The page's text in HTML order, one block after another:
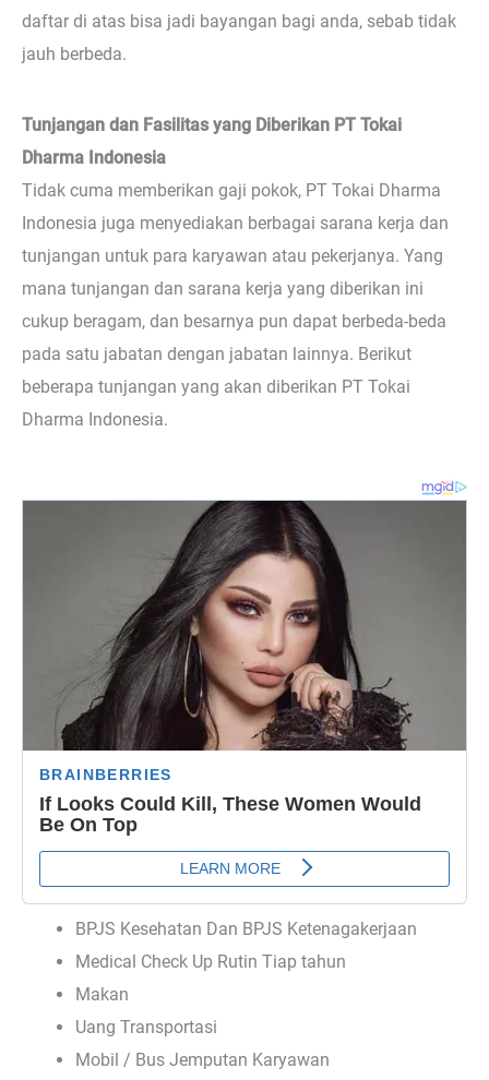
daftar di atas bisa jadi bayangan bagi anda, sebab tidak
jauh berbeda.
Tunjangan dan Fasilitas yang Diberikan PT Tokai
Dharma Indonesia
Tidak cuma memberikan gaji pokok, PT Tokai Dharma
Indonesia juga menyediakan berbagai sarana kerja dan
tunjangan untuk para karyawan atau pekerjanya. Yang
mana tunjangan dan sarana kerja yang diberikan ini
cukup beragam, dan besarnya pun dapat berbeda-beda
pada satu jabatan dengan jabatan lainnya. Berikut
beberapa tunjangan yang akan diberikan PT Tokai
Dharma Indonesia.
BPJS Kesehatan Dan BPJS Ketenagakerjaan
Medical Check Up Rutin Tiap tahun
Makan
Uang Transportasi
Mobil / Bus Jemputan Karyawan